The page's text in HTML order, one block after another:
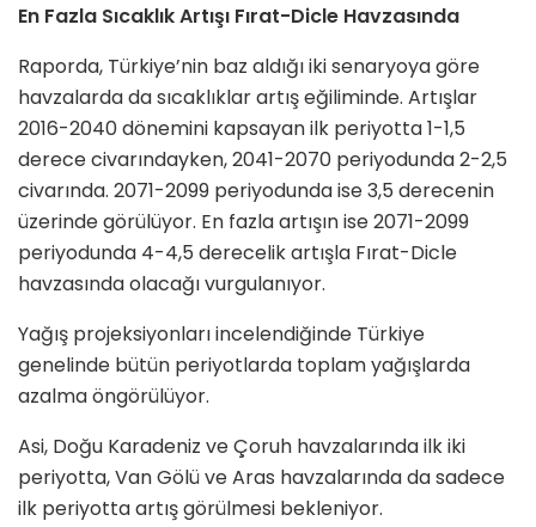
En Fazla Sıcaklık Artışı Fırat-Dicle Havzasında
Raporda, Türkiye’nin baz aldığı iki senaryoya göre
havzalarda da sıcaklıklar artış eğiliminde. Artışlar
2016-2040 dönemini kapsayan ilk periyotta 1-1,5
derece civarındayken, 2041-2070 periyodunda 2-2,5
civarında. 2071-2099 periyodunda ise 3,5 derecenin
üzerinde görülüyor. En fazla artışın ise 2071-2099
periyodunda 4-4,5 derecelik artışla Fırat-Dicle
havzasında olacağı vurgulanıyor.
Yağış projeksiyonları incelendiğinde Türkiye
genelinde bütün periyotlarda toplam yağışlarda
azalma öngörülüyor.
Asi, Doğu Karadeniz ve Çoruh havzalarında ilk iki
periyotta, Van Gölü ve Aras havzalarında da sadece
ilk periyotta artış görülmesi bekleniyor.